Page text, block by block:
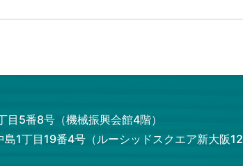
ジネス第一課 担当部長
ンズ(株) NEXIチーム長)
5番8号（機械振興会館4階）
1丁目19番4号（ルーシッドスクエア新大阪12